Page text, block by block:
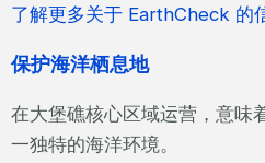
了解更多关于 EarthCheck 的
保护海洋栖息地
在大堡礁核心区域运营，意味
一独特的海洋环境。